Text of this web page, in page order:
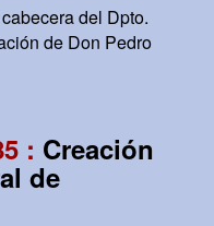
del Dpto.
de Don Pedro
: Creación
de